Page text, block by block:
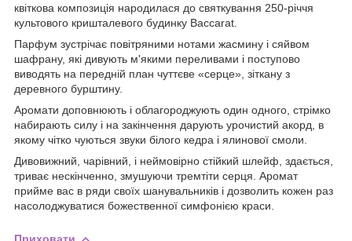
квіткова композиція народилася до святкування 250-річчя
культового кришталевого будинку Baccarat.
Парфум зустрічає повітряними нотами жасмину і сяйвом
шафрану, які дивують м'якими переливами і поступово
виводять на передній план чуттєве «серце», зіткану з
деревного бурштину.
Аромати доповнюють і облагороджують один одного, стрімко
набирають силу і на закінчення дарують урочистий акорд, в
якому чітко чуються звуки білого кедра і ялинової смоли.
Дивовижний, чарівний, і неймовірно стійкий шлейф, здається,
триває нескінченно, змушуючи тремтіти серця. Аромат
прийме вас в ряди своїх шанувальників і дозволить кожен раз
насолоджуватися божественної симфонією краси.
Приховати